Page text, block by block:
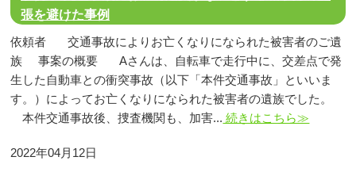
張を避けた事例
依頼者 交通事故によりお亡くなりになられた被害者のご遺
族 事案の概要 Aさんは、自転車で走行中に、交差点で発
生した自動車との衝突事故（以下「本件交通事故」といいま
す。）によってお亡くなりになられた被害者の遺族でした。
本件交通事故後、捜査機関も、加害... 続きはこちら≫
2022年04月12日